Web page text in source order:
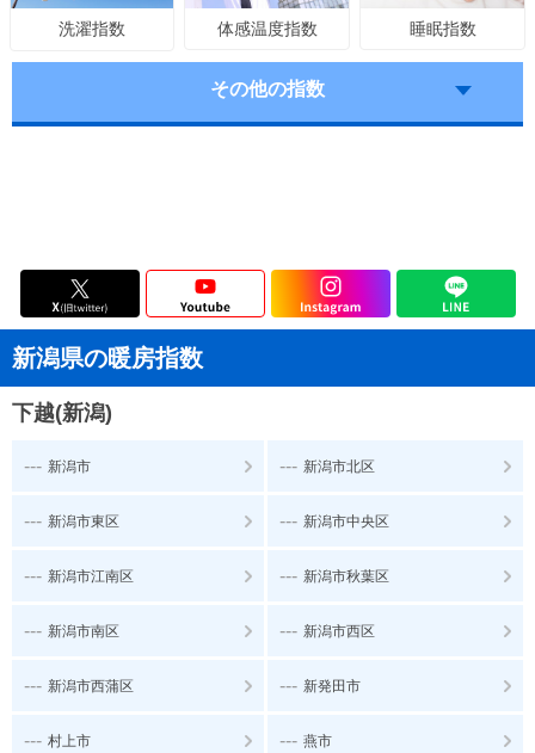
洗濯指数 体感温度指数 睡眠指数
その他の指数
新潟県の暖房指数
下越(新潟)
--- 新潟市 --- 新潟市北区
--- 新潟市東区 --- 新潟市中央区
--- 新潟市江南区 --- 新潟市秋葉区
--- 新潟市南区 --- 新潟市西区
--- 新潟市西蒲区 --- 新発田市
--- 村上市 --- 燕市